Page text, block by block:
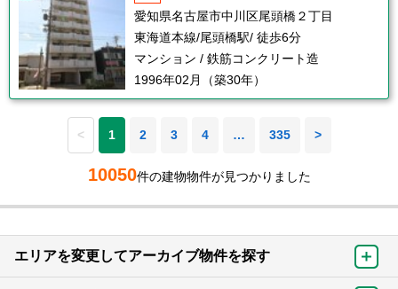
愛知県名古屋市中川区尾頭橋２丁目
東海道本線/尾頭橋駅/ 徒歩6分
マンション / 鉄筋コンクリート造
1996年02月（築30年）
< 1 2 3 4 … 335 >
10050件の建物物件が見つかりました
エリアを変更してアーカイブ物件を探す